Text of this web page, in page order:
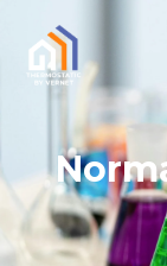
contenu